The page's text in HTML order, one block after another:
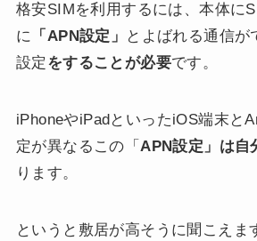
格安SIMを利用するには、本体に
に 「APN設定」
とよばれる通信が
設定 をすることが必要です。
iPhoneやiPadといったiOS端末と
定が異なるこの「APN設定」は自
ります。
というと敷居が高そうに聞こえま